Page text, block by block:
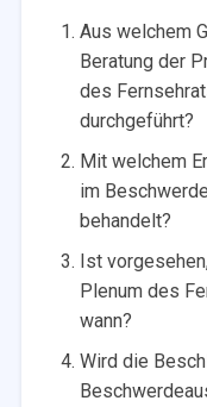
Aus welchem
Beratung der
des
durchgeführt?
Mit welchem
im
behandelt?
Ist
Plenum des
wann?
Wird die